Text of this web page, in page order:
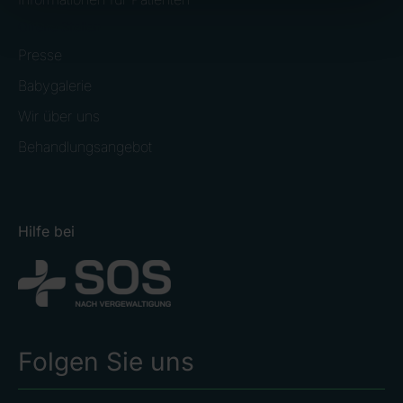
Presse
Babygalerie
Wir über uns
Behandlungsangebot
Hilfe bei
Folgen Sie uns